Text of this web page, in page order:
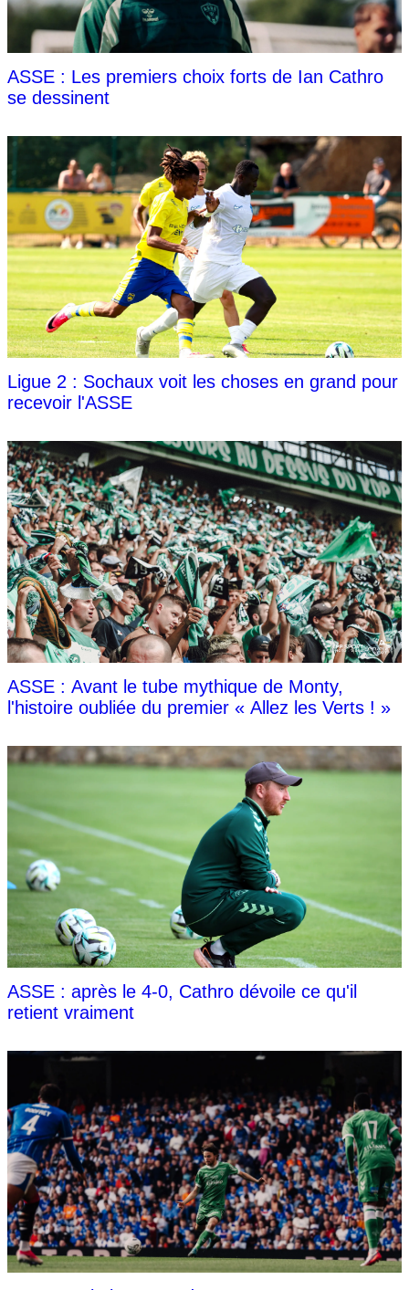
ASSE : Les premiers choix forts de Ian Cathro
se dessinent
Ligue 2 : Sochaux voit les choses en grand pour
recevoir l'ASSE
ASSE : Avant le tube mythique de Monty,
l'histoire oubliée du premier « Allez les Verts ! »
ASSE : après le 4-0, Cathro dévoile ce qu'il
retient vraiment